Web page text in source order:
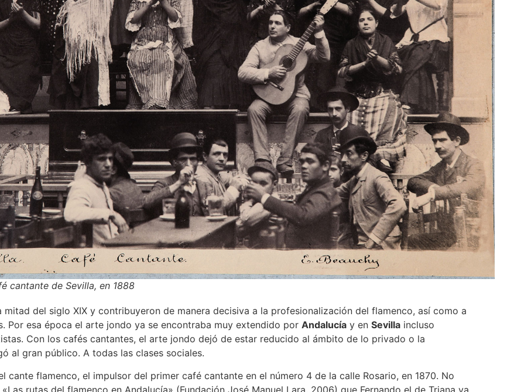
cantante de Sevilla, en 1888
del siglo XIX y contribuyeron de manera decisiva a la profesionalización del flamenco, así como a
Por esa época el arte jondo ya se encontraba muy extendido por Andalucía y en Sevilla incluso
Con los cafés cantantes, el arte jondo dejó de estar reducido al ámbito de lo privado o la
al gran público. A todas las clases sociales.
cante flamenco, el impulsor del primer café cantante en el número 4 de la calle Rosario, en 1870. No
rutas del flamenco en Andalucía» (Fundación José Manuel Lara, 2006) que Fernando el de Triana ya